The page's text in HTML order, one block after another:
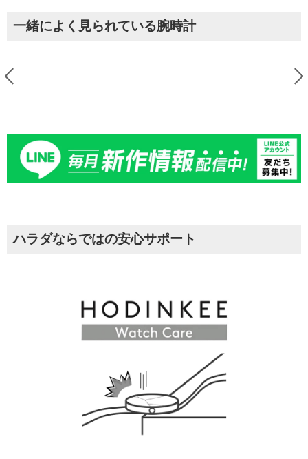
一緒によく見られている腕時計
ハラダならではの安心サポート